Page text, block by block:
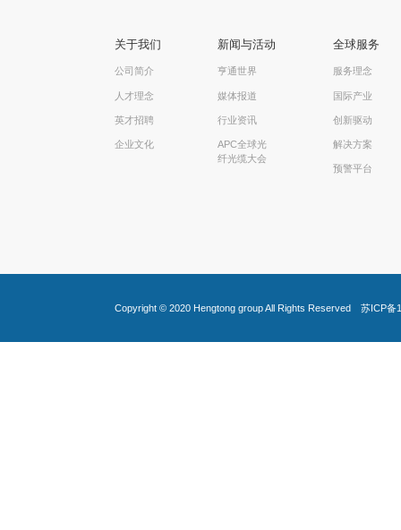
关于我们
公司简介
人才理念
英才招聘
企业文化
新闻与活动
亨通世界
媒体报道
行业资讯
APC全球光
纤光缆大会
全球服务
服务理念
国际产业
创新驱动
解决方案
预警平台
Copyright © 2020 Hengtong groupAll Rights Reserved 苏ICP备